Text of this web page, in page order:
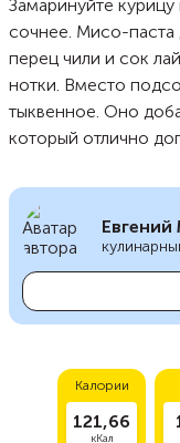
Замаринуйте
сочнее. Мисо-паста
перец чили и сок
нотки. Вместо
тыквенное. Оно
который отлично
Калории
121,66
кКал